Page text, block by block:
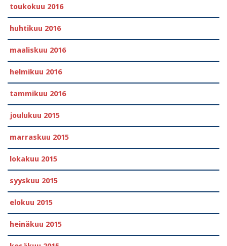
toukokuu 2016
huhtikuu 2016
maaliskuu 2016
helmikuu 2016
tammikuu 2016
joulukuu 2015
marraskuu 2015
lokakuu 2015
syyskuu 2015
elokuu 2015
heinäkuu 2015